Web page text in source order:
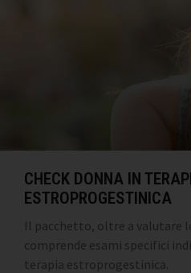
CHECK DONNA IN
ESTROPROGESTINICA
Il pacchetto, oltre a valutare
comprende esami specifici
terapia estroprogestinica.